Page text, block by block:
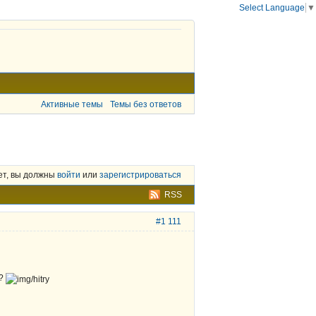
Активные темы Темы без ответов
вы должны войти или зарегистрироваться
RSS
#1 111
Select Language ▼